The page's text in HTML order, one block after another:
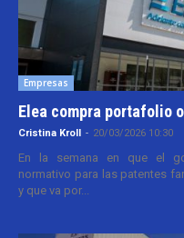
Empresas
Elea compra portafolio
Cristina Kroll - 20/03/2026 10:30
En la semana en que el
normativo para las patentes
y que va por...